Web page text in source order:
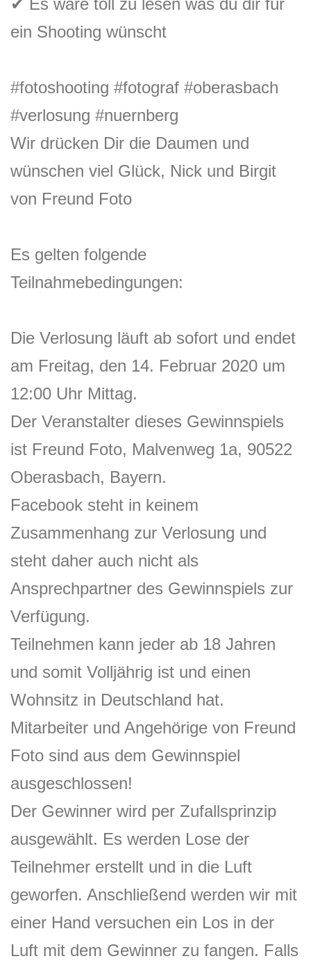
✔ Es wäre toll zu lesen was du dir für
ein Shooting wünscht
#fotoshooting #fotograf #oberasbach
#verlosung #nuernberg
Wir drücken Dir die Daumen und
wünschen viel Glück, Nick und Birgit
von Freund Foto
Es gelten folgende
Teilnahmebedingungen:
Die Verlosung läuft ab sofort und endet
am Freitag, den 14. Februar 2020 um
12:00 Uhr Mittag.
Der Veranstalter dieses Gewinnspiels
ist Freund Foto, Malvenweg 1a, 90522
Oberasbach, Bayern.
Facebook steht in keinem
Zusammenhang zur Verlosung und
steht daher auch nicht als
Ansprechpartner des Gewinnspiels zur
Verfügung.
Teilnehmen kann jeder ab 18 Jahren
und somit Volljährig ist und einen
Wohnsitz in Deutschland hat.
Mitarbeiter und Angehörige von Freund
Foto sind aus dem Gewinnspiel
ausgeschlossen!
Der Gewinner wird per Zufallsprinzip
ausgewählt. Es werden Lose der
Teilnehmer erstellt und in die Luft
geworfen. Anschließend werden wir mit
einer Hand versuchen ein Los in der
Luft mit dem Gewinner zu fangen. Falls